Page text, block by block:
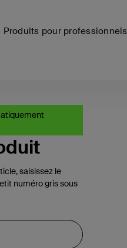
Produits pour professionnels
saisissez le
numéro gris sous